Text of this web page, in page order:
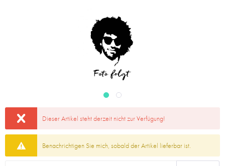
Dieser Artikel steht derzeit nicht zur Verfügung!
Benachrichtigen Sie mich, sobald der Artikel lieferbar ist.